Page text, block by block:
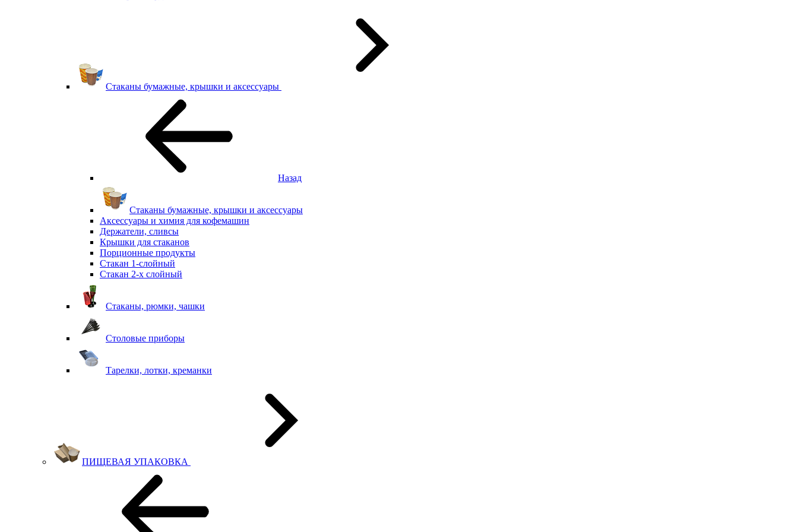
Стаканы бумажные, крышки и аксессуары
Назад
Стаканы бумажные, крышки и аксессуары
Аксессуары и химия для кофемашин
Держатели, сливсы
Крышки для стаканов
Порционные продукты
Стакан 1-слойный
Стакан 2-х слойный
Стаканы, рюмки, чашки
Столовые приборы
Тарелки, лотки, креманки
ПИЩЕВАЯ УПАКОВКА